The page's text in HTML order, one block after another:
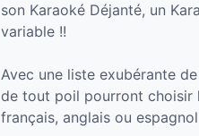
son Karaoké Déjanté, un
variable !!
Avec une liste exubérante
de tout poil pourront choisir
français, anglais ou